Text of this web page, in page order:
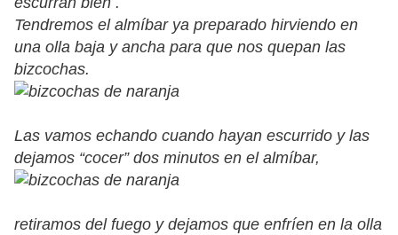
Tendremos el almíbar ya preparado hirviendo en
una olla baja y ancha para que nos quepan las
bizcochas.
Las vamos echando cuando hayan escurrido y las
dejamos “cocer” dos minutos en el almíbar,
retiramos del fuego y dejamos que enfríen en la olla